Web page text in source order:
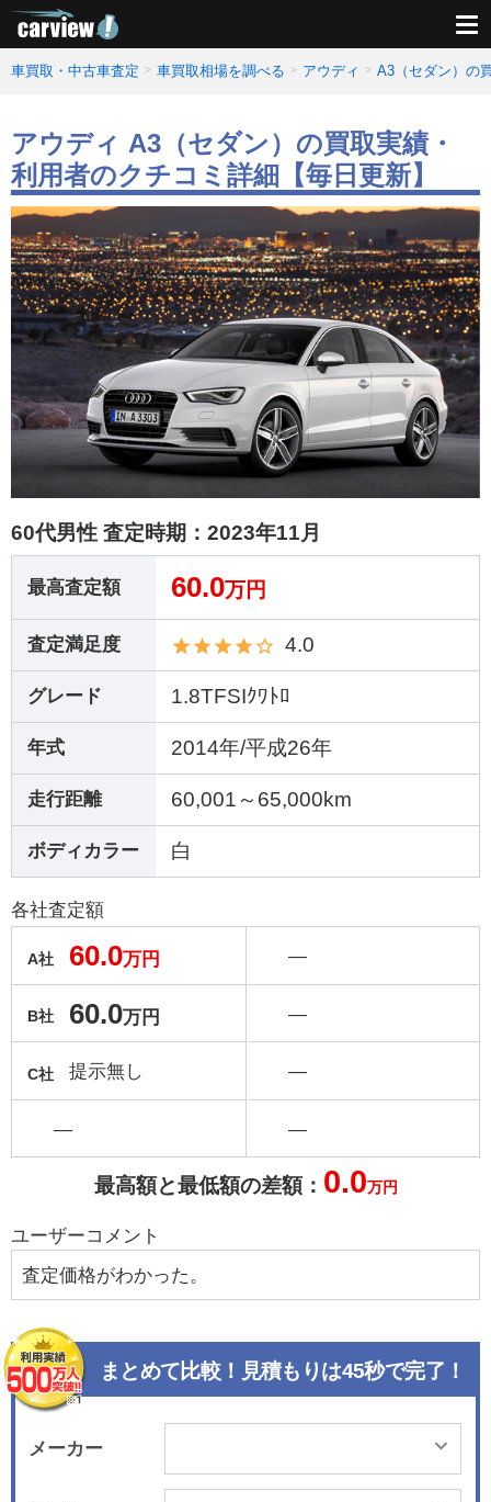
車買取・中古車査定 車買取相場を調べる アウディ A3（セダン）の
アウディ A3（セダン）の買取実績・
利用者のクチコミ詳細【毎日更新】
60代男性 査定時期： 2023年11月
最高査定額 60.0万円
査定満足度 4.0
グレード 1.8TFSIｸﾜﾄﾛ
年式 2014年/平成26年
走行距離 60,001～65,000km
ボディカラー 白
各社査定額
A社 60.0万円
B社 60.0万円
C社 提示無し
―
―
―
―
―
最高額と最低額の差額： 0.0万円
ユーザーコメント
査定価格がわかった。
まとめて比較！見積もりは45秒で完了！
メーカー